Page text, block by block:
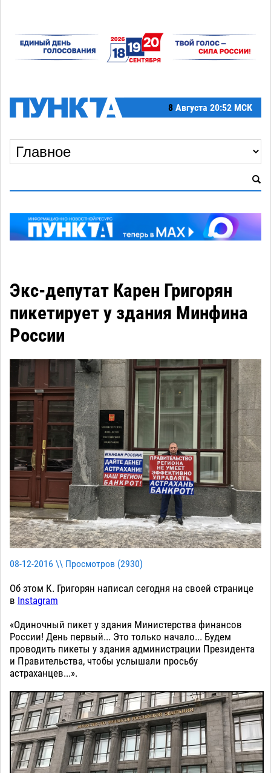
8 Августа 20:52 МСК
Экс-депутат Карен Григорян
пикетирует у здания Минфина
России
08-12-2016 \\ Просмотров (2930)
Об этом К. Григорян написал сегодня на своей странице
в Instagram
«Одиночный пикет у здания Министерства финансов
России! День первый... Это только начало... Будем
проводить пикеты у здания администрации Президента
и Правительства, чтобы услышали просьбу
астраханцев...».